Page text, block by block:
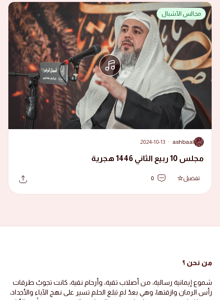
مجالس الأشبال
A
ashbaal
·
2024-10-13
مجلس 10 ربيع الثاني 1446 هجرية
تفضيل 0
من نحن ؟
شموع إيمانية رسالية، من أصلاب تقية، وأرحام نقية، كانت تجوبُ طرقات
رأس الرمان وازقتها، وهي بعدُ لم تبلغ الحلم تسير على نهج الآباء والأجداد،